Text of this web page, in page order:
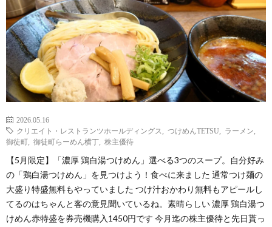
2026.05.16
クリエイト・レストランツホールディングス
つけめんTETSU ラーメン
御徒町
御徒町らーめん横丁 株主優待
【5月限定】「濃厚 鶏白湯つけめん」選べる3つのスープ。自分好み
の「鶏白湯つけめん」を見つけよう！食べに来ました 通常つけ麺の
大盛り特盛無料もやっていました つけ汁おかわり無料もアピールし
てるのはちゃんと客の意見聞いているね。素晴らしい 濃厚 鶏白湯つ
けめん赤特盛を券売機購入1450円です 今月迄の株主優待と先日貰っ